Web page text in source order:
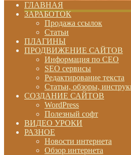
ГЛАВНАЯ
ЗАРАБОТОК
Продажа ссылок
Статьи
ПЛАГИНЫ
ПРОДВИЖЕНИЕ САЙТОВ
Информация по СЕО
SEO сервисы
Редактирование текста
Статьи, обзоры,
СОЗДАНИЕ САЙТОВ
WordPress
Полезный софт
ВИДЕО УРОКИ
РАЗНОЕ
Новости интернета
Обзор интернета